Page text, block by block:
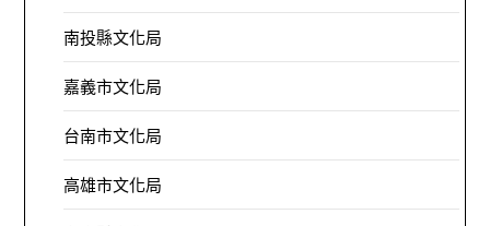
南投縣文化局
嘉義市文化局
台南市文化局
高雄市文化局